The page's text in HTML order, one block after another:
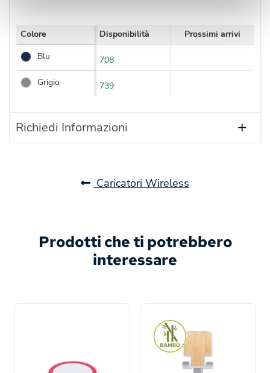
Colore Disponibilità
Prossimi arrivi
Blu
708
Grigio
739
Richiedi Informazioni
Caricatori Wireless
Prodotti che ti potrebbero
interessare